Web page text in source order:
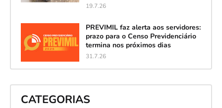
19.7.26
PREVIMIL faz alerta aos servidores:
prazo para o Censo Previdenciário
termina nos próximos dias
31.7.26
CATEGORIAS